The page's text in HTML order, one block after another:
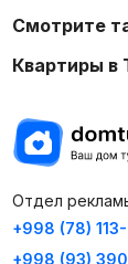
Смотрите
Квартиры в
Отдел
+998 (78)
+998 (93)